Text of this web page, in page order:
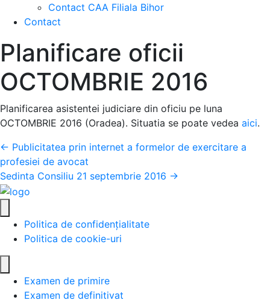
Contact CAA Filiala Bihor
Contact
Planificare oficii
OCTOMBRIE 2016
Planificarea asistentei judiciare din oficiu pe luna
OCTOMBRIE 2016 (Oradea). Situatia se poate vedea aici.
Posts
navigation
← Publicitatea prin internet a formelor de exercitare a
profesiei de avocat
Sedinta Consiliu 21 septembrie 2016 →
Politica de confidențialitate
Politica de cookie-uri
Examen de primire
Examen de definitivat